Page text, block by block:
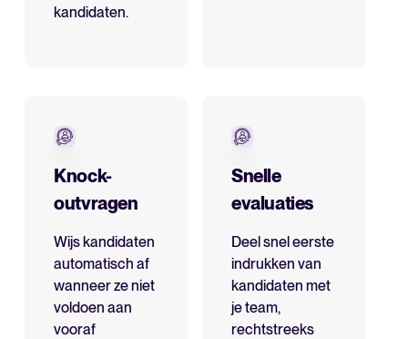
kandidaten.
Knock-
outvragen
Wijs kandidaten
automatisch af
wanneer ze niet
voldoen aan
vooraf
Snelle
evaluaties
Deel snel eerste
indrukken van
kandidaten met
je team,
rechtstreeks